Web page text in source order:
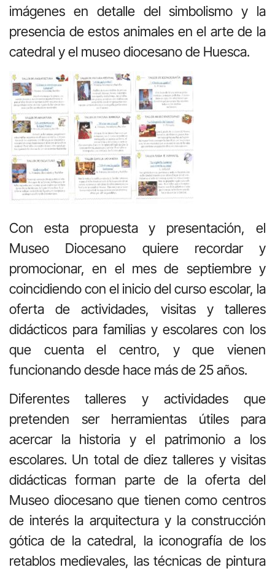
imágenes en detalle del simbolismo y la
presencia de estos animales en el arte de la
catedral y el museo diocesano de Huesca.
Con esta propuesta y presentación, el
Museo Diocesano quiere recordar y
promocionar, en el mes de septiembre y
coincidiendo con el inicio del curso escolar, la
oferta de actividades, visitas y talleres
didácticos para familias y escolares con los
que cuenta el centro, y que vienen
funcionando desde hace más de 25 años.
Diferentes talleres y actividades que
pretenden ser herramientas útiles para
acercar la historia y el patrimonio a los
escolares. Un total de diez talleres y visitas
didácticas forman parte de la oferta del
Museo diocesano que tienen como centros
de interés la arquitectura y la construcción
gótica de la catedral, la iconografía de los
retablos medievales, las técnicas de pintura